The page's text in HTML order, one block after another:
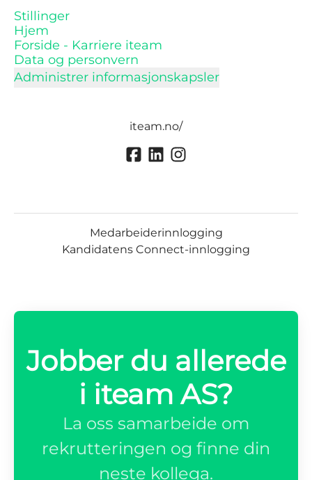
Stillinger
Hjem
Forside - Karriere iteam
Data og personvern
Administrer informasjonskapsler
iteam.no/
Medarbeiderinnlogging
Kandidatens Connect-innlogging
Jobber du allerede
i iteam AS?
La oss samarbeide om
rekrutteringen og finne din
neste kollega.